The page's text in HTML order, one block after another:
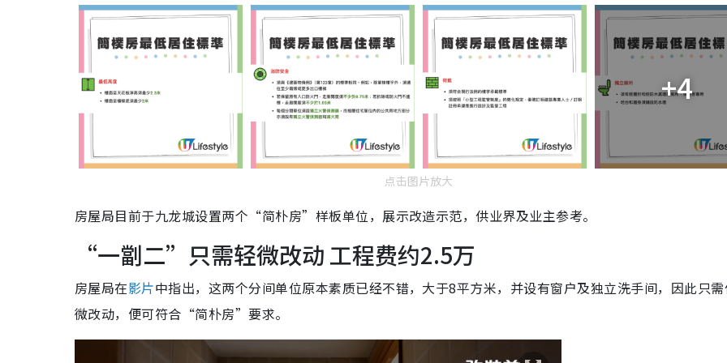
+4
点击图片放大
房屋局目前于九龙城设置两个“简朴房”样板单位，展示改造示范，供业界及业主参考。
“一劏二”只需轻微改动 工程费约2.5万
房屋局在影片中指出，这两个分间单位原本素质已经不错，大于8平方米，并设有窗户及独立洗手间，因此只
微改动，便可符合“简朴房”要求。